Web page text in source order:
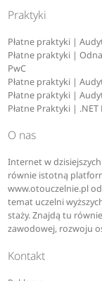
Praktyki
Płatne praktyki |
Płatne praktyki |
PwC
Płatne praktyki |
Płatne praktyki |
Płatne Praktyki |
O nas
Internet w
równie istotną
www.otouczelnie.pl
temat uczelni
staży. Znajdą tu
zawodowej, rozwoju
Kontakt